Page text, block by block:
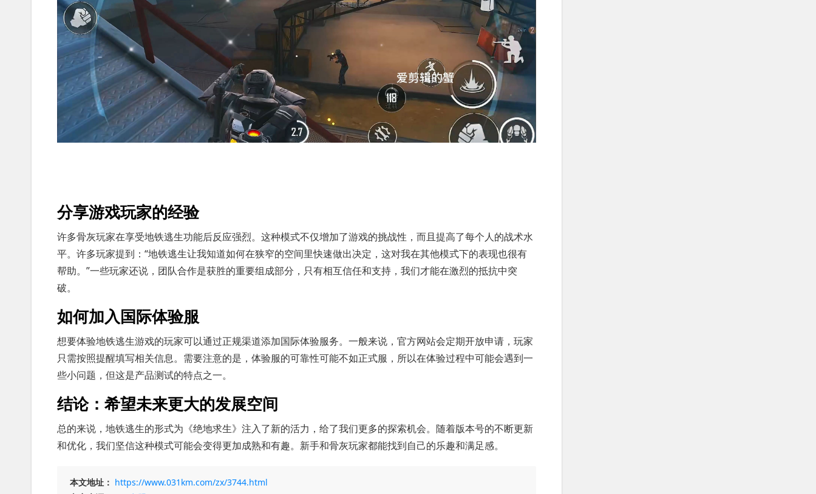
分享游戏玩家的经验
许多骨灰玩家在享受地铁逃生功能后反应强烈。这种模式不仅增加了游戏的挑战性，而且提高了每个人的战术水
平。许多玩家提到：“地铁逃生让我知道如何在狭窄的空间里快速做出决定，这对我在其他模式下的表现也很有
帮助。”一些玩家还说，团队合作是获胜的重要组成部分，只有相互信任和支持，我们才能在激烈的抵抗中突
破。
如何加入国际体验服
想要体验地铁逃生游戏的玩家可以通过正规渠道添加国际体验服务。一般来说，官方网站会定期开放申请，玩家
只需按照提醒填写相关信息。需要注意的是，体验服的可靠性可能不如正式服，所以在体验过程中可能会遇到一
些小问题，但这是产品测试的特点之一。
结论：希望未来更大的发展空间
总的来说，地铁逃生的形式为《绝地求生》注入了新的活力，给了我们更多的探索机会。随着版本号的不断更新
和优化，我们坚信这种模式可能会变得更加成熟和有趣。新手和骨灰玩家都能找到自己的乐趣和满足感。
本文地址： https://www.031km.com/zx/3744.html